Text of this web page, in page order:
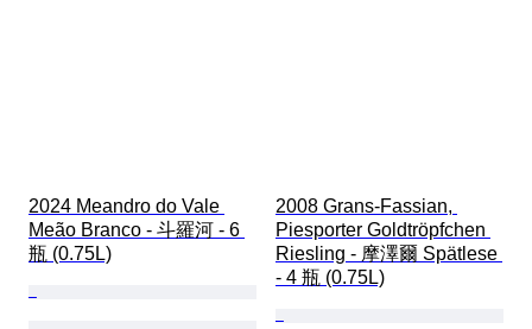
2024 Meandro do Vale
Meão Branco - 斗羅河 - 6
瓶 (0.75L)
2008 Grans-Fassian,
Piesporter Goldtröpfchen
Riesling - 摩澤爾 Spätlese
- 4 瓶 (0.75L)